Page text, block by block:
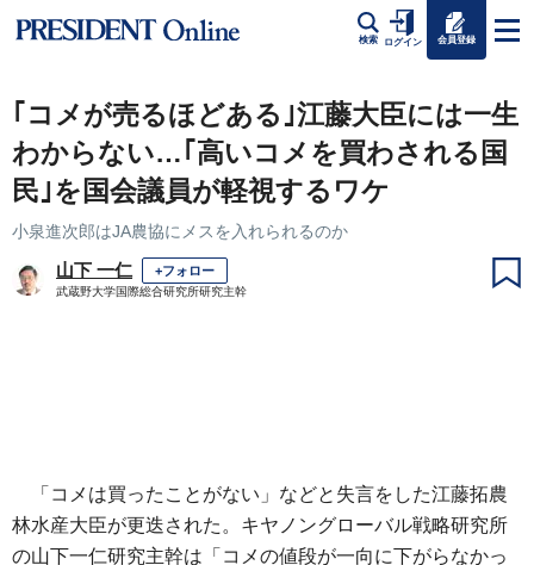
検索 ログイン 会員登録
｢コメが売るほどある｣江藤大臣には一生
わからない…｢高いコメを買わされる国
民｣を国会議員が軽視するワケ
小泉進次郎はJA農協にメスを入れられるのか
山下 一仁 +フォロー
武蔵野大学国際総合研究所研究主幹
「コメは買ったことがない」などと失言をした江藤拓農
林水産大臣が更迭された。キヤノングローバル戦略研究所
の山下一仁研究主幹は「コメの値段が一向に下がらなかっ